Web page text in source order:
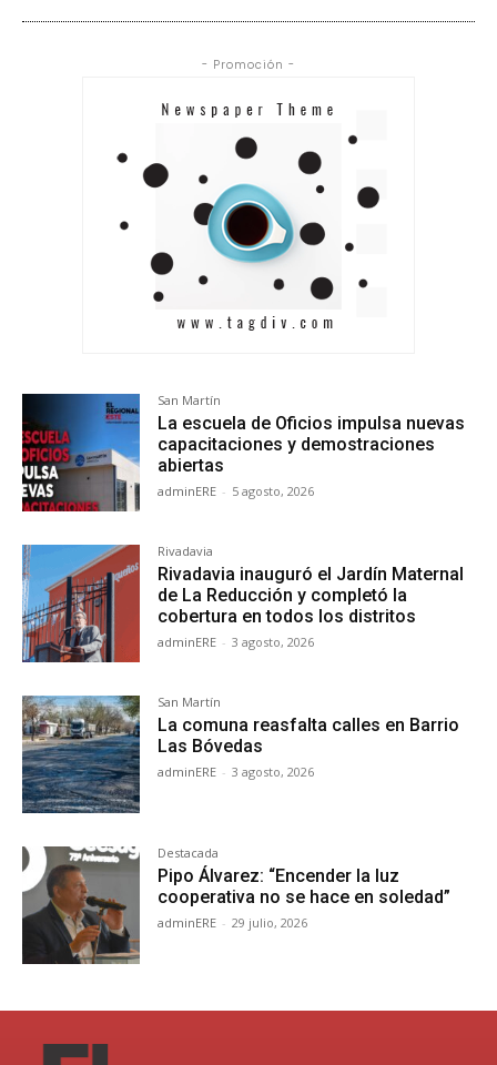
- Promoción -
San Martín
La escuela de Oficios impulsa nuevas
capacitaciones y demostraciones
abiertas
adminERE - 5 agosto, 2026
Rivadavia
Rivadavia inauguró el Jardín Maternal
de La Reducción y completó la
cobertura en todos los distritos
adminERE - 3 agosto, 2026
San Martín
La comuna reasfalta calles en Barrio
Las Bóvedas
adminERE - 3 agosto, 2026
Destacada
Pipo Álvarez: “Encender la luz
cooperativa no se hace en soledad”
adminERE - 29 julio, 2026